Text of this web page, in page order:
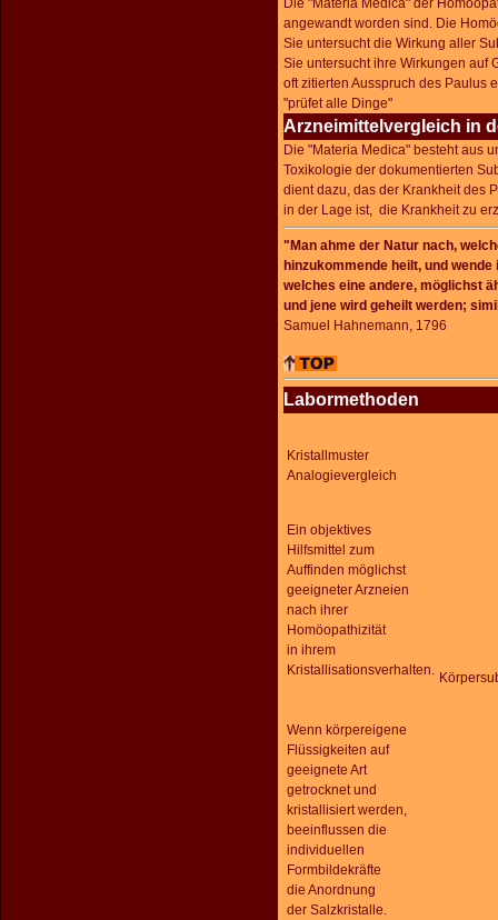
Die "Materia Medica" der
angewandt worden sind. Die
Sie untersucht die Wirkung aller
Sie untersucht ihre Wirkungen auf
oft zitierten Ausspruch des Paulus
"prüfet alle Dinge"
Arzneimittelvergleich in
Die "Materia Medica" besteht aus
Toxikologie der dokumentierten
dient dazu, das der Krankheit des
in der Lage ist, die Krankheit zu
"Man ahme der Natur nach,
hinzukommende heilt, und
welches eine andere, möglichst
und jene wird geheilt werden;
Samuel Hahnemann, 1796
Labormethoden
Kristallmuster
Analogievergleich
Ein objektives
Hilfsmittel zum
Auffinden möglichst
geeigneter Arzneien
nach ihrer
Homöopathizität
in ihrem
Kristallisationsverhalten.
Wenn körpereigene
Flüssigkeiten auf
geeignete Art
getrocknet und
kristallisiert werden,
beeinflussen die
individuellen
Formbildekräfte
die Anordnung
der Salzkristalle.